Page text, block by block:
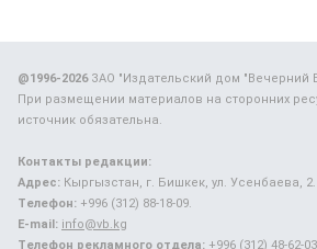
@1996-2026ЗАО "Издательский дом "Вечерний
При размещении материалов на сторонних
источник обязательна.
Контакты редакции:
Адрес: Кыргызстан, г. Бишкек, ул. Усенбаева, 2.
Телефон: +996 (312) 88-18-09.
E-mail: info@vb.kg
Телефон рекламного отдела: +996 (312) 48-62-